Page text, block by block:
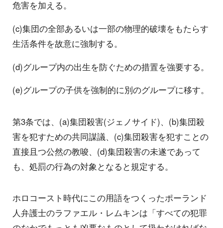
危害を加える。
(c)集団の全部あるいは一部の物理的破壊をもたらす
生活条件を故意に強制する。
(d)グループ内の出生を防ぐための措置を強要する。
(e)グループの子供を強制的に別のグループに移す。
第3条では、(a)集団殺害(ジェノサイド)、(b)集団殺
害を犯すための共同謀議、(c)集団殺害を犯すことの
直接且つ公然の教唆、(d)集団殺害の未遂であって
も、処罰の行為の対象となると規定する。
ホロコースト時代にこの用語をつくったポーランド
人弁護士のラファエル・レムキンは「すべての犯罪